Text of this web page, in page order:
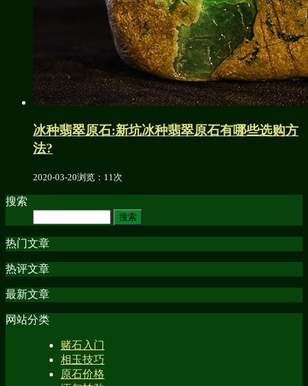
冰种翡翠原石:新坑冰种翡翠原石有哪些选购方
法?
2020-03-20浏览：11次
搜索
热门文章
热评文章
最新文章
网站分类
赌石入门
相玉技巧
原石价格